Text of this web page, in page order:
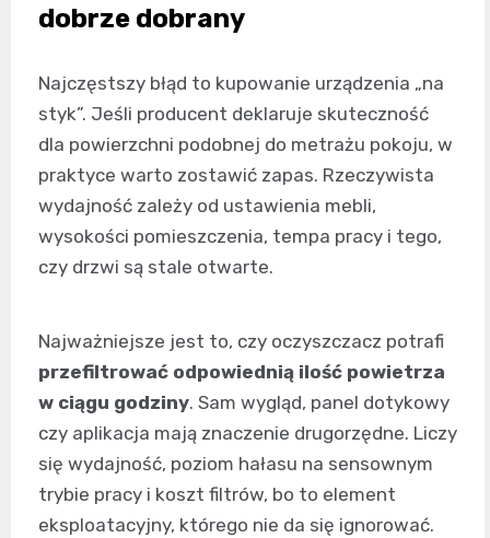
dobrze dobrany
Najczęstszy błąd to kupowanie urządzenia „na
styk”. Jeśli producent deklaruje skuteczność
dla powierzchni podobnej do metrażu pokoju, w
praktyce warto zostawić zapas. Rzeczywista
wydajność zależy od ustawienia mebli,
wysokości pomieszczenia, tempa pracy i tego,
czy drzwi są stale otwarte.
Najważniejsze jest to, czy oczyszczacz potrafi
przefiltrować odpowiednią ilość powietrza
w ciągu godziny. Sam wygląd, panel dotykowy
czy aplikacja mają znaczenie drugorzędne. Liczy
się wydajność, poziom hałasu na sensownym
trybie pracy i koszt filtrów, bo to element
eksploatacyjny, którego nie da się ignorować.